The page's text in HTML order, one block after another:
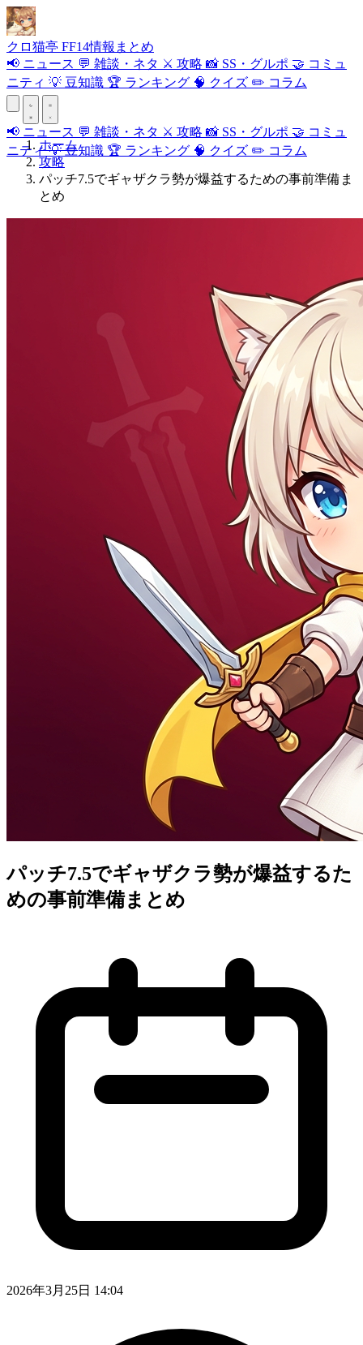
クロ猫亭 FF14情報まとめ
📢 ニュース 💬 雑談・ネタ ⚔️ 攻略 📸 SS・グルポ 🤝 コミュ
ニティ 💡 豆知識 🏆 ランキング 🧠 クイズ ✏️ コラム
📢 ニュース 💬 雑談・ネタ ⚔️ 攻略 📸 SS・グルポ 🤝 コミュ
ニティ💡豆知識 🏆 ランキング 🧠 クイズ ✏️ コラム
ホーム
攻略
パッチ7.5でギャザクラ勢が爆益するための事前準備ま
とめ
パッチ7.5でギャザクラ勢が爆益するた
めの事前準備まとめ
2026年3月25日 14:04